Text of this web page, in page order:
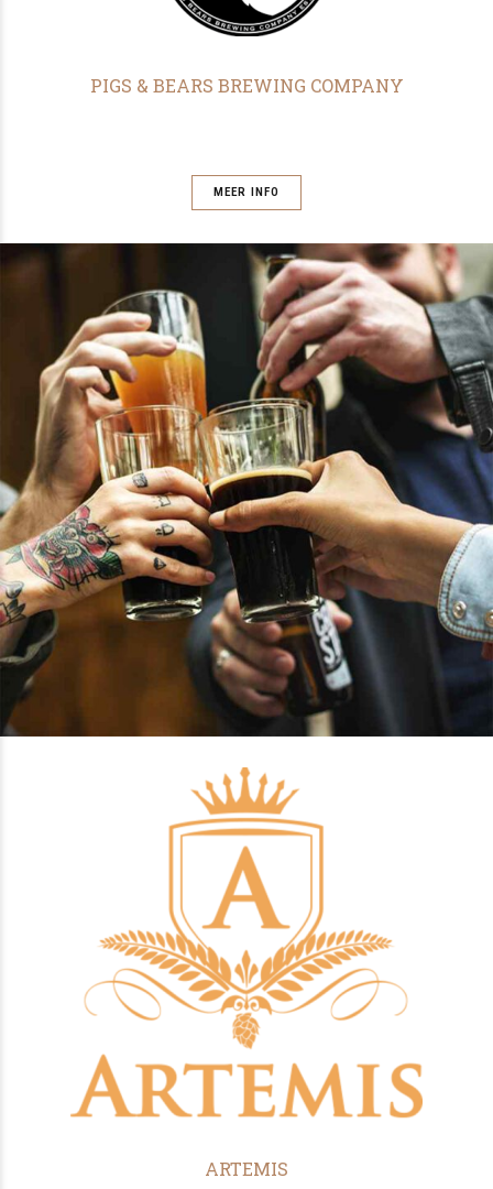
PIGS & BEARS BREWING COMPANY
MEER INFO
ARTEMIS